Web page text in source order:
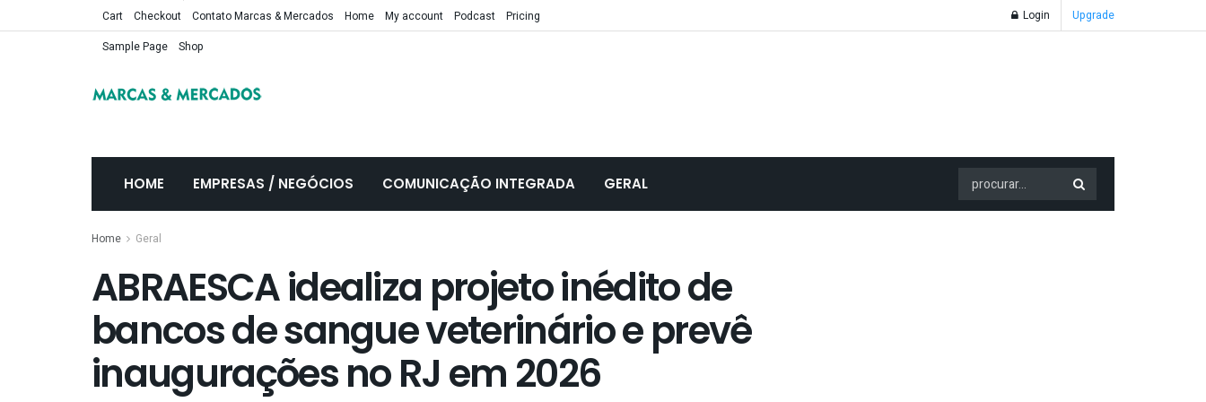
Cart Checkout Contato Marcas & Mercados Home My account Podcast
Pricing
Sample Page
Shop
Login Upgrade
HOME EMPRESAS / NEGÓCIOS COMUNICAÇÃO INTEGRADA GERAL
Home Geral
ABRAESCA idealiza projeto inédito de
bancos de sangue veterinário e prevê
inaugurações no RJ em 2026